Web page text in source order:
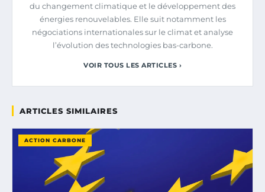
du changement climatique et le développement des
énergies renouvelables. Elle suit notamment les
négociations internationales sur le climat et analyse
l’évolution des technologies bas-carbone.
VOIR TOUS LES ARTICLES ›
ARTICLES SIMILAIRES
ACTION CARBONE